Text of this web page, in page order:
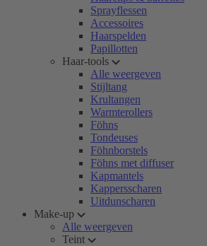
Sprayflessen
Accessoires
Haarspelden
Papillotten
Haar-tools
Alle weergeven
Stijltang
Krultangen
Warmterollers
Föhns
Tondeuses
Föhnborstels
Föhns met diffuser
Kapmantels
Kappersscharen
Uitdunscharen
Make-up
Alle weergeven
Teint